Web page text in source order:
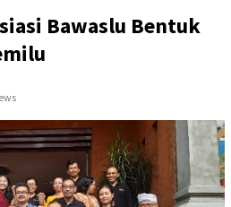
Bawaslu Bentuk